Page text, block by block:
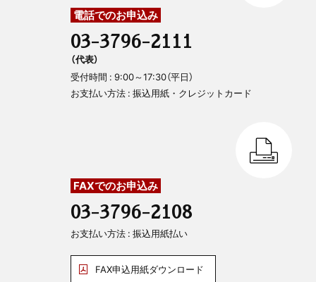
電話でのお申込み
03-3796-2111
（代表）
受付時間 : 9:00～17:30（平日）
お支払い方法 : 振込用紙・クレジットカード
FAXでのお申込み
03-3796-2108
お支払い方法 : 振込用紙払い
FAX申込用紙ダウンロード